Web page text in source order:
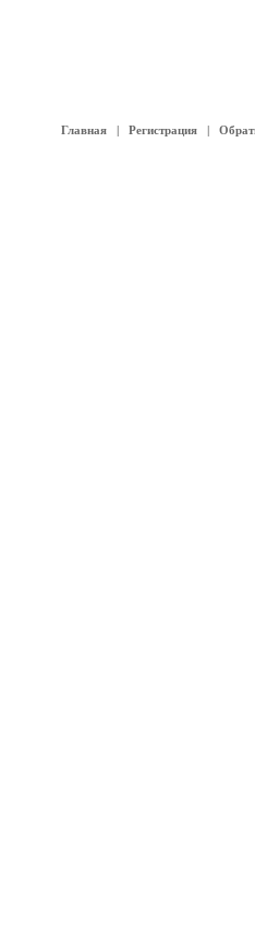
Главная| Регистрация|